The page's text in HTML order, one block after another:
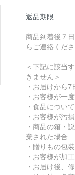
返品期限
商品到着後７
らご連絡くださ
＜下記に該当
きません＞
・お届けから
・お客様が一
・食品につい
・お客様が汚
・商品の箱・
棄された場合
・贈りもの包
・お客様が加
・お届け後、